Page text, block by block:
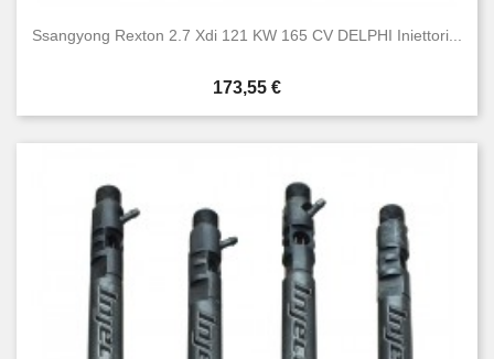
Ssangyong Rexton 2.7 Xdi 121 KW 165 CV DELPHI Iniettori...
Prezzo
173,55 €